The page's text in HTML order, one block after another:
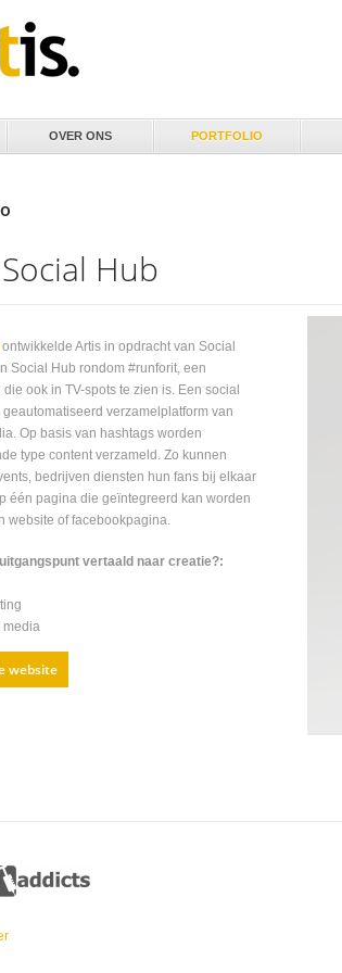
Social Hub
ontwikkelde Artis in opdracht van Social
Social Hub rondom #runforit, een
ook in TV-spots te zien is. Een social
geautomatiseerd verzamelplatform van
Op basis van hashtags worden
type content verzameld. Zo kunnen
bedrijven diensten hun fans bij elkaar
één pagina die geïntegreerd kan worden
website of facebookpagina.
vertaald naar creatie?:
media
website
OVER ONS PORTFOLIO